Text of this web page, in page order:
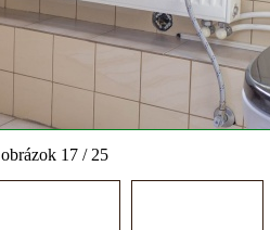
obrázok 17 / 25